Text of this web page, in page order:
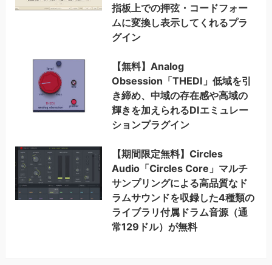
指板上での押弦・コードフォー
ムに変換し表示してくれるプラ
グイン
【無料】Analog
Obsession「THEDI」低域を引
き締め、中域の存在感や高域の
輝きを加えられるDIエミュレー
ションプラグイン
【期間限定無料】Circles
Audio「Circles Core」マルチ
サンプリングによる高品質なド
ラムサウンドを収録した4種類の
ライブラリ付属ドラム音源（通
常129ドル）が無料